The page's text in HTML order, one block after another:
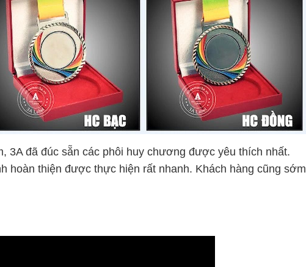
3A đã đúc sẵn các phôi huy chương được yêu thích nhất.
hoàn thiện được thực hiện rất nhanh. Khách hàng cũng sớm